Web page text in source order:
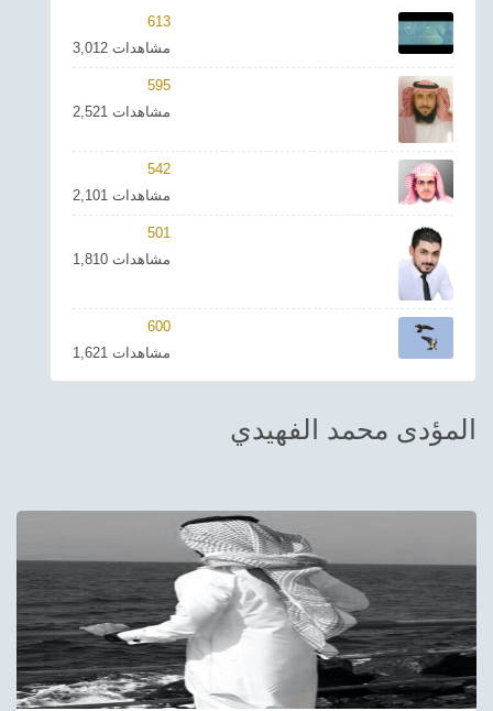
شعر
اناشيد
ادعية
احدث الفيديوهات
ترفيهي
Asian
Foreign
Sudani tones
613
3,012 مشاهدات
595
2,521 مشاهدات
542
2,101 مشاهدات
501
1,810 مشاهدات
600
1,621 مشاهدات
المؤدى محمد الفهيدي